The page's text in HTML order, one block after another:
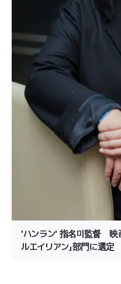
'ハンラン' 指名미監督 映
ルエイリアン」部門に選定